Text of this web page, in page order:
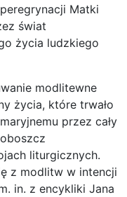
Matki
świat
życia ludzkiego
modlitewne
życia, które trwało
przez cały
liturgicznych.
z modlitw w intencji
in. z encykliki Jana